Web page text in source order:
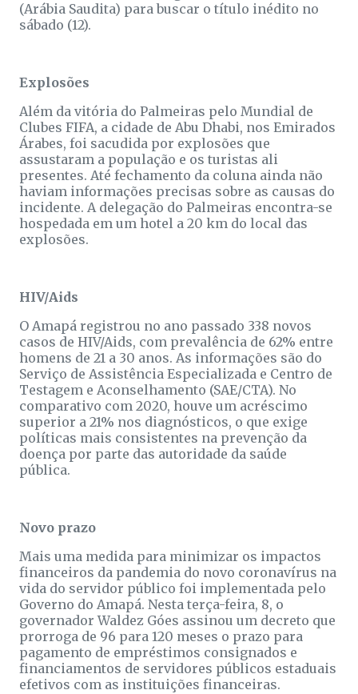
(Arábia Saudita) para buscar o título inédito no
sábado (12).
Explosões
Além da vitória do Palmeiras pelo Mundial de
Clubes FIFA, a cidade de Abu Dhabi, nos Emirados
Árabes, foi sacudida por explosões que
assustaram a população e os turistas ali
presentes. Até fechamento da coluna ainda não
haviam informações precisas sobre as causas do
incidente. A delegação do Palmeiras encontra-se
hospedada em um hotel a 20 km do local das
explosões.
HIV/Aids
O Amapá registrou no ano passado 338 novos
casos de HIV/Aids, com prevalência de 62% entre
homens de 21 a 30 anos. As informações são do
Serviço de Assistência Especializada e Centro de
Testagem e Aconselhamento (SAE/CTA). No
comparativo com 2020, houve um acréscimo
superior a 21% nos diagnósticos, o que exige
políticas mais consistentes na prevenção da
doença por parte das autoridade da saúde
pública.
Novo prazo
Mais uma medida para minimizar os impactos
financeiros da pandemia do novo coronavírus na
vida do servidor público foi implementada pelo
Governo do Amapá. Nesta terça-feira, 8, o
governador Waldez Góes assinou um decreto que
prorroga de 96 para 120 meses o prazo para
pagamento de empréstimos consignados e
financiamentos de servidores públicos estaduais
efetivos com as instituições financeiras.